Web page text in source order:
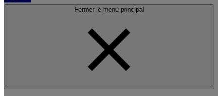
Fermer le menu principal